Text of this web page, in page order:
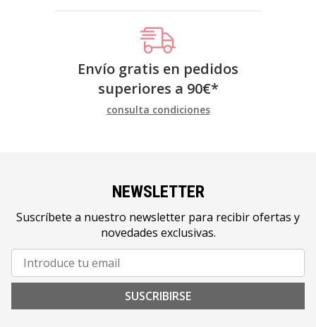
Envío gratis en pedidos
superiores a 90€*
consulta condiciones
NEWSLETTER
Suscríbete a nuestro newsletter para recibir ofertas y
novedades exclusivas.
SUSCRIBIRSE